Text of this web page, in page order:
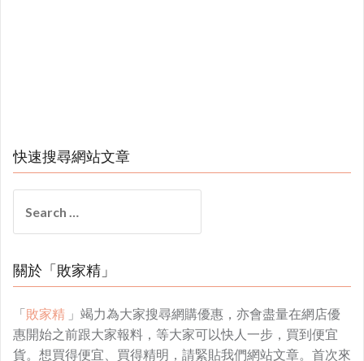
快速搜尋網站文章
for:
關於「敗家精」
「敗家精 」竭力為大家搜尋網購優惠，亦會盡量在網店優
惠開始之前跟大家報料，等大家可以快人一步，買到便宜
貨。想買得便宜、買得精明，請緊貼我們網站文章。首次來